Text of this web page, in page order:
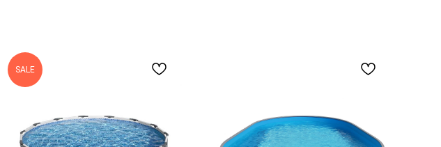
SALE